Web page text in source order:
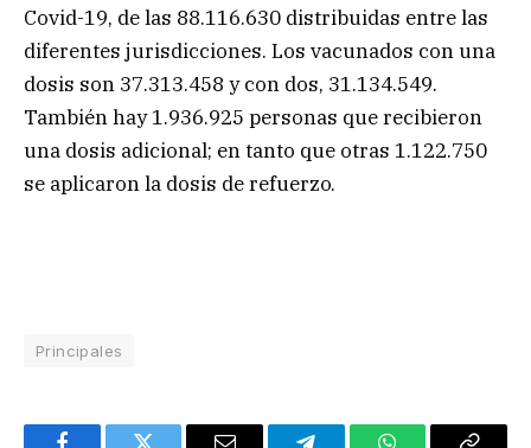
Covid-19, de las 88.116.630 distribuidas entre las
diferentes jurisdicciones. Los vacunados con una
dosis son 37.313.458 y con dos, 31.134.549.
También hay 1.936.925 personas que recibieron
una dosis adicional; en tanto que otras 1.122.750
se aplicaron la dosis de refuerzo.
Principales